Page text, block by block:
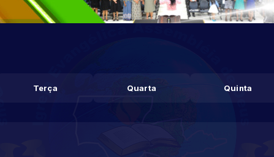
Terça Quarta Quinta